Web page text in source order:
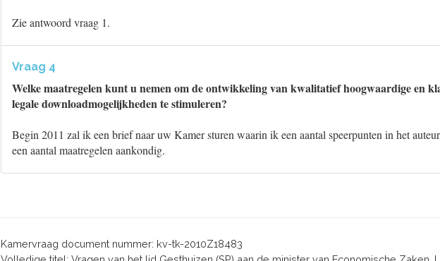
Zie antwoord vraag 1.
Vraag 4
Welke maatregelen kunt u nemen om de ontwikkeling van kwalitatief hoogwaardige en
legale downloadmogelijkheden te stimuleren?
Begin 2011 zal ik een brief naar uw Kamer sturen waarin ik een aantal speerpunten in het
een aantal maatregelen aankondig.
Kamervraag document nummer: kv-tk-2010Z18483